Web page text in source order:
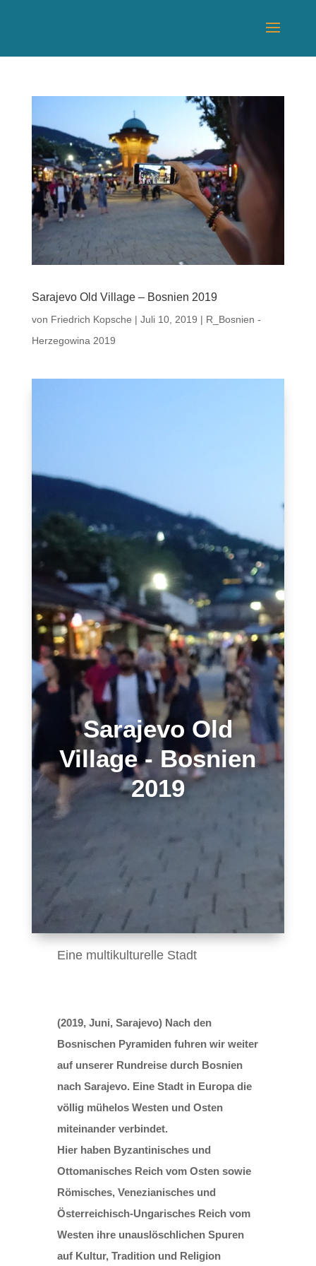
Sarajevo Old Village – Bosnien 2019
von Friedrich Kopsche | Juli 10, 2019 | R_Bosnien -
Herzegowina 2019
Sarajevo Old
Village - Bosnien
2019
Eine multikulturelle Stadt
(2019, Juni, Sarajevo) Nach den
Bosnischen Pyramiden fuhren wir weiter
auf unserer Rundreise durch Bosnien
nach Sarajevo. Eine Stadt in Europa die
völlig mühelos Westen und Osten
miteinander verbindet.
Hier haben Byzantinisches und
Ottomanisches Reich vom Osten sowie
Römisches, Venezianisches und
Österreichisch-Ungarisches Reich vom
Westen ihre unauslöschlichen Spuren
auf Kultur, Tradition und Religion